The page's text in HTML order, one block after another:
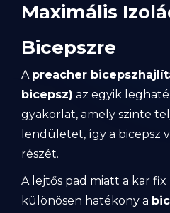
Maximális
Bicepszre
A preacher
bicepsz) az egyik
gyakorlat, amely szinte
lendületet, így a bicepsz
részét.
A lejtős pad miatt a kar
különösen hatékony a